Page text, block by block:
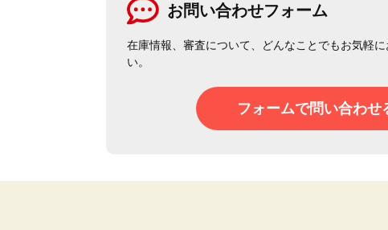
お問い合わせフォーム
在庫情報、審査について、どんなことでもお気軽
い。
フォームで問い合わせ